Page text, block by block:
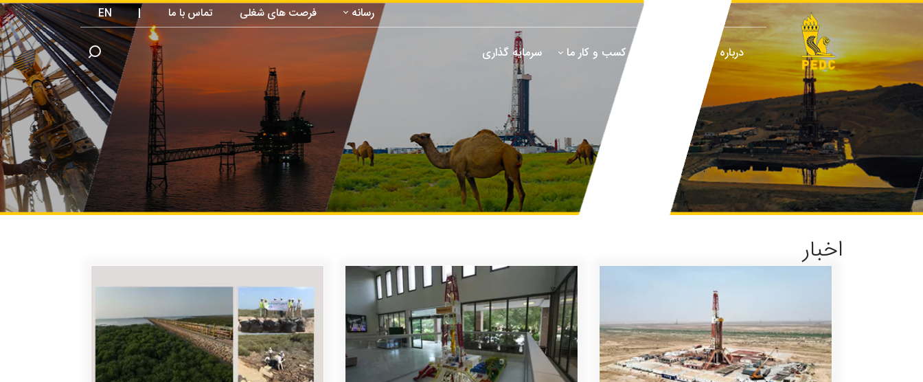
رسانه فرصت های شغلی تماس با ما |
EN
درباره ما کسب و کار ما سرمایه گذاری
اخبار